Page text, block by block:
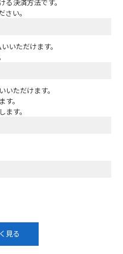
い。
いただけます。
ただけます。
。
す。
見る